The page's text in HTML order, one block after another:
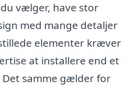
vælger, have stor
med mange detaljer
elementer kræver
at installere end et
samme gælder for